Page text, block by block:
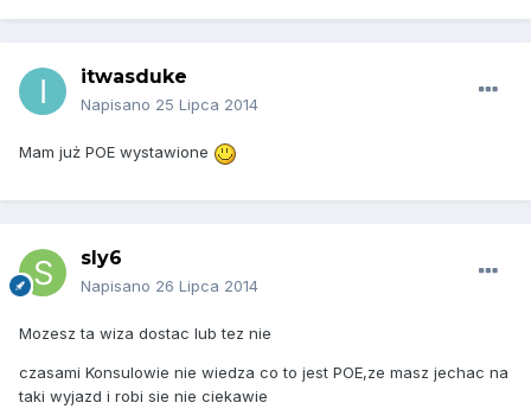
itwasduke
Napisano 25 Lipca 2014
Mam już POE wystawione
sly6
Napisano 26 Lipca 2014
Mozesz ta wiza dostac lub tez nie
czasami Konsulowie nie wiedza co to jest POE,ze masz jechac na
taki wyjazd i robi sie nie ciekawie